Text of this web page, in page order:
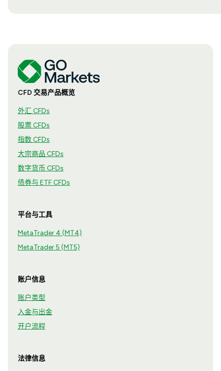
CFD 交易产品概览
外汇 CFDs
股票 CFDs
指数 CFDs
大宗商品 CFDs
数字货币 CFDs
债券与 ETF CFDs
平台与工具
MetaTrader 4 (MT4)
MetaTrader 5 (MT5)
账户信息
账户类型
入金与出金
开户流程
法律信息